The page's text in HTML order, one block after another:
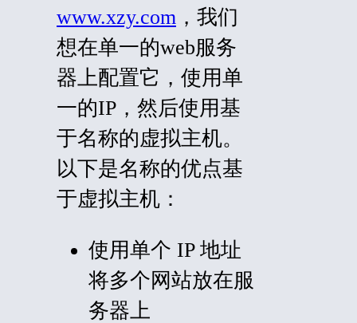
www.xzy.com ，我们
想在单一的web服务
器上配置它，使用单
一的IP，然后使用基
于名称的虚拟主机。
以下是名称的优点基
于虚拟主机：
使用单个 IP 地址
将多个网站放在服
务器上